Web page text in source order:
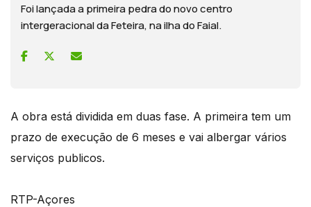
Foi lançada a primeira pedra do novo centro
intergeracional da Feteira, na ilha do Faial.
A obra está dividida em duas fase. A primeira tem um
prazo de execução de 6 meses e vai albergar vários
serviços publicos.
RTP-Açores